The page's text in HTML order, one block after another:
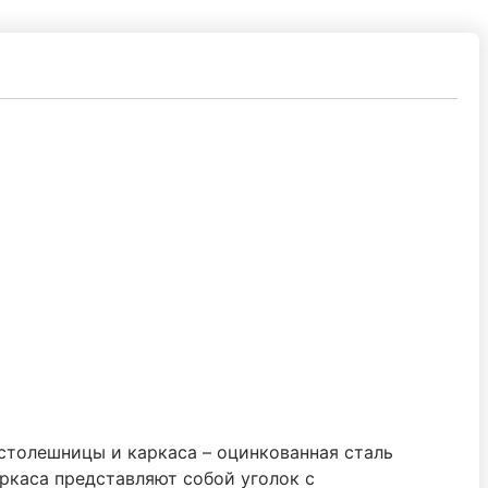
и каркаса – оцинкованная сталь
представляют собой уголок с